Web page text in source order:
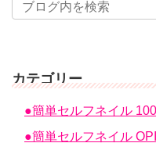
カテゴリー
●簡単セルフネイル
●簡単セルフネイル OPI